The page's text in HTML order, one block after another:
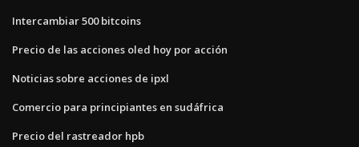
Intercambiar 500 bitcoins
Precio de las acciones oled hoy por acción
Noticias sobre acciones de ipxl
Comercio para principiantes en sudáfrica
Precio del rastreador hpb